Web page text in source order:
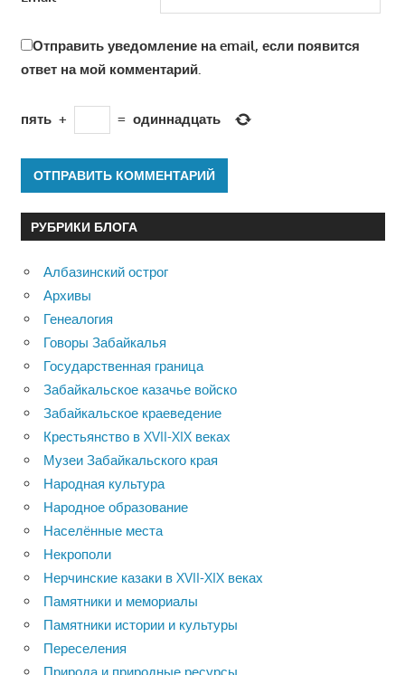
Отправить уведомление на email, если появится
ответ на мой комментарий.
пять + = одиннадцать
РУБРИКИ БЛОГА
Албазинский острог
Архивы
Генеалогия
Говоры Забайкалья
Государственная граница
Забайкальское казачье войско
Забайкальское краеведение
Крестьянство в XVII-XIX веках
Музеи Забайкальского края
Народная культура
Народное образование
Населённые места
Некрополи
Нерчинские казаки в XVII-XIX веках
Памятники и мемориалы
Памятники истории и культуры
Переселения